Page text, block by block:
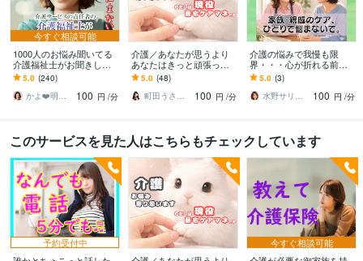
今すぐ相談可能
1000人のお悩み聞いてる
介護福祉士がお聞きしま
す 介護/誰に相談したらい
いの？その疑問や不安、
私が解消します
5.0 (240)
かよ❤️明日が少し楽しみになる場所
100 円 /分
介護／あなたが思うより
あなたはきっと頑張って
ます 自宅での介護､介護現
場の不安など､全ての悩み
に対応出来ます
5.0 (48)
町田うさぎ✨閃光の幸せ届け人♡怪談師⛩️
100 円 /分
介護の悩みで我慢も限
界・・・心が折れる前に
支えます 忍耐の放置はキ
ケン、ストレス解放、今
すぐ受け止めます✨
5.0 (3)
水野サリー✨優しく寄り添う話し相手
100 円 /分
このサービスを見た人はこちらもチェックしています
予約受付中
今すぐ相談可能